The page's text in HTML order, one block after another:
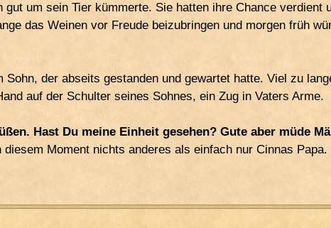
um sein Tier kümmerte. Sie hatten ihre Chance verdient
das Weinen vor Freude beizubringen und morgen früh
der abseits gestanden und gewartet hatte. Viel zu
auf der Schulter seines Sohnes, ein Zug in Vaters Arme.
Hast Du meine Einheit gesehen? Gute aber müde
diesem Moment nichts anderes als einfach nur Cinnas Papa.